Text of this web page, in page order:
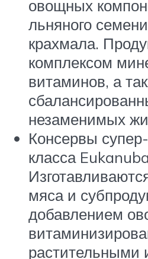
овощных
льняного
крахмала.
комплексом
витаминов, а
незаменимых
Консервы
класса
мяса и
добавлением
растительными